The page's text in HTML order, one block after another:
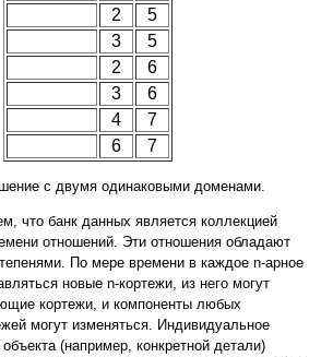
2
5
3
5
2
6
3
6
4
7
6
7
с двумя одинаковыми доменами.
что банк данных является коллекцией
отношений. Эти отношения обладают
По мере времени в каждое n-арное
новые n-кортежи, из него могут
кортежи, и компоненты любых
могут изменяться. Индивидуальное
(например, конкретной детали)